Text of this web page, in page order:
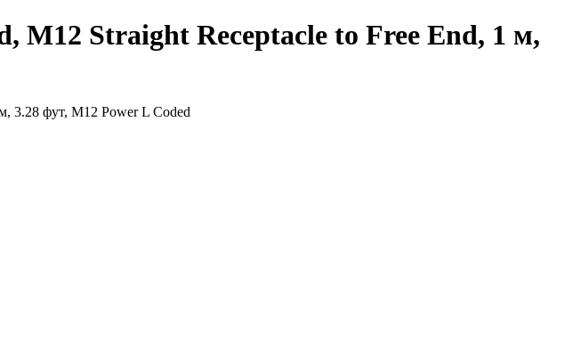
M12 Straight Receptacle to Free End, 1 м,